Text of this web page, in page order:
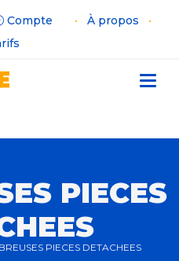
Compte • À propos
•
PIECES
PIECES DETACHEES